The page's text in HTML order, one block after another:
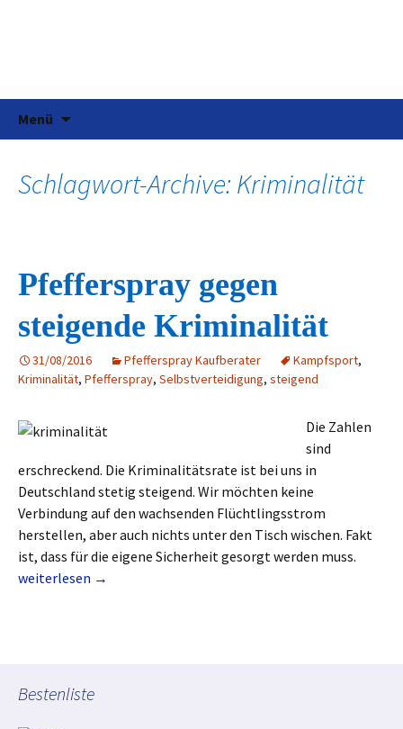
Menü
Schlagwort-Archive: Kriminalität
Pfefferspray gegen
steigende Kriminalität
31/08/2016 Pfefferspray Kaufberater Kampfsport,
Kriminalität, Pfefferspray, Selbstverteidigung, steigend
Die Zahlen
sind
erschreckend. Die Kriminalitätsrate ist bei uns in
Deutschland stetig steigend. Wir möchten keine
Verbindung auf den wachsenden Flüchtlingsstrom
herstellen, aber auch nichts unter den Tisch wischen. Fakt
ist, dass für die eigene Sicherheit gesorgt werden muss.
Pfefferspray gegen steigende Kriminalität
weiterlesen →
Bestenliste